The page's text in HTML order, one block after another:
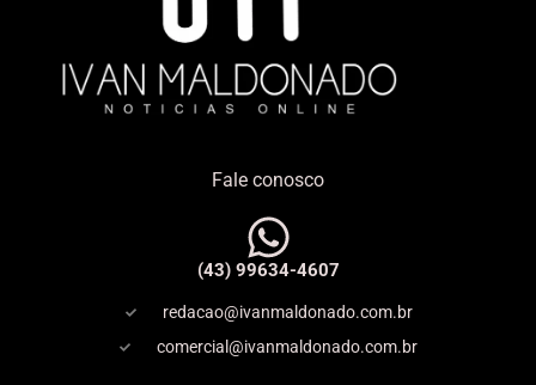
Fale conosco
(43) 99634-4607
redacao@ivanmaldonado.com.br
comercial@ivanmaldonado.com.br